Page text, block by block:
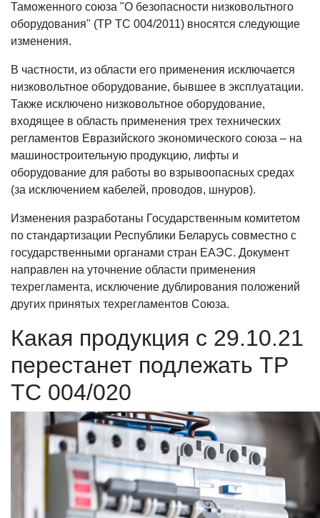
Таможенного союза "О безопасности низковольтного
оборудования" (ТР ТС 004/2011) вносятся следующие
изменения.
В частности, из области его применения исключается
низковольтное оборудование, бывшее в эксплуатации.
Также исключено низковольтное оборудование,
входящее в область применения трех технических
регламентов Евразийского экономического союза – на
машиностроительную продукцию, лифты и
оборудование для работы во взрывоопасных средах
(за исключением кабелей, проводов, шнуров).
Изменения разработаны Государственным комитетом
по стандартизации Республики Беларусь совместно с
государственными органами стран ЕАЭС. Документ
направлен на уточнение области применения
техрегламента, исключение дублирования положений
других принятых техрегламентов Союза.
Какая продукция с 29.10.21
перестанет подлежать ТР
ТС 004/020